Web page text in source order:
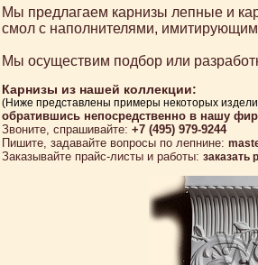
Мы предлагаем карнизы лепные и
смол с наполнителями,
Мы осуществим подбор или
Карнизы из нашей коллекции:
(Ниже представлены примеры некоторых
обратившись непосредственно в нашу
Звоните, спрашивайте: +7 (495) 979-9244
Пишите, задавайте вопросы по лепнине:
Заказывайте прайс-листы и работы: заказать